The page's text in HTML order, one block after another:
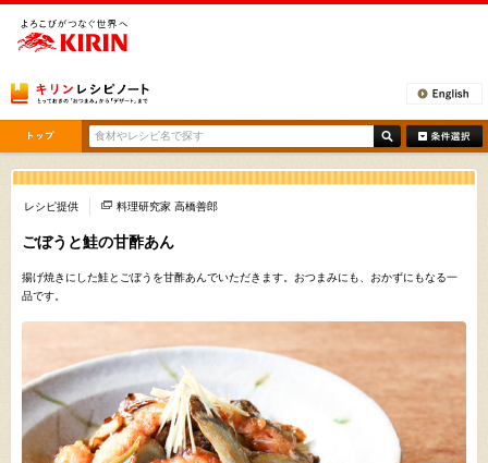
レシピ提供 料理研究家 高橋善郎
ごぼうと鮭の甘酢あん
揚げ焼きにした鮭とごぼうを甘酢あんでいただきます。おつまみにも、おかずにもなる一
品です。